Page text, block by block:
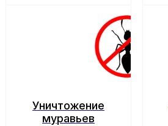
Уничтожение
муравьев